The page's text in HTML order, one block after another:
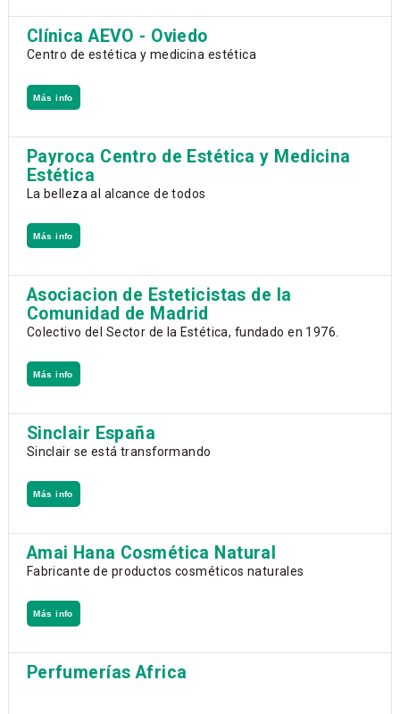
Clínica AEVO - Oviedo
Centro de estética y medicina estética
Más info
Payroca Centro de Estética y Medicina
Estética
La belleza al alcance de todos
Más info
Asociacion de Esteticistas de la
Comunidad de Madrid
Colectivo del Sector de la Estética, fundado en 1976.
Más info
Sinclair España
Sinclair se está transformando
Más info
Amai Hana Cosmética Natural
Fabricante de productos cosméticos naturales
Más info
Perfumerías Africa